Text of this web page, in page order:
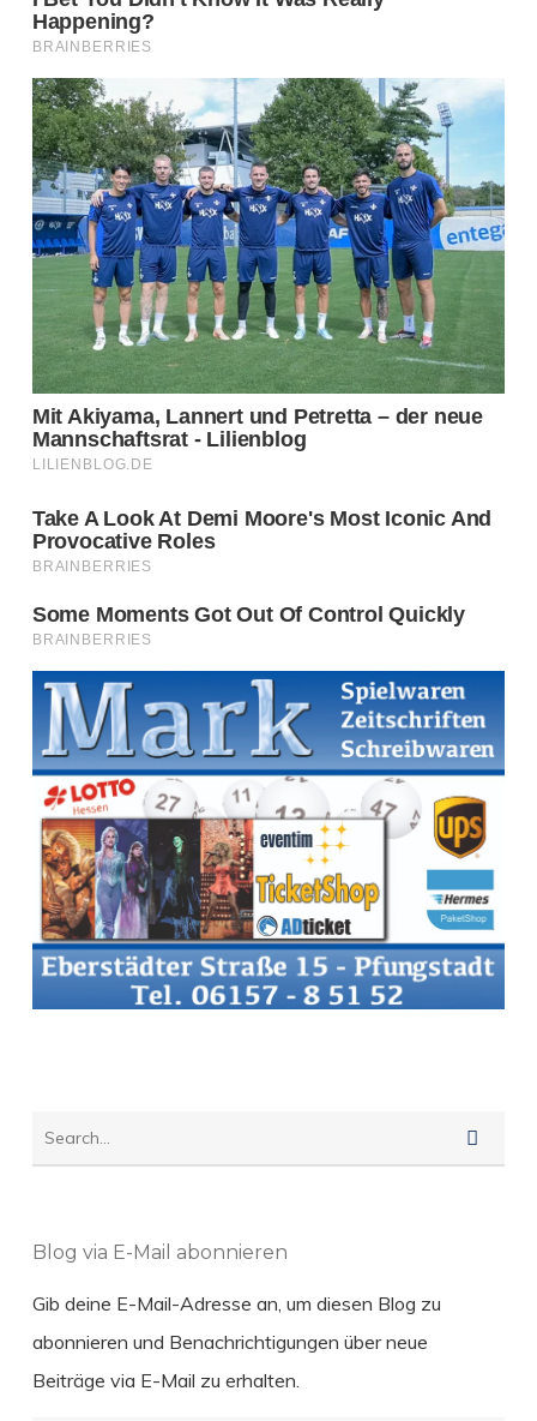
Blog via E-Mail abonnieren
Gib deine E-Mail-Adresse an, um diesen Blog zu
abonnieren und Benachrichtigungen über neue
Beiträge via E-Mail zu erhalten.